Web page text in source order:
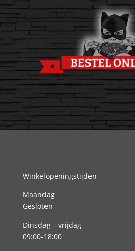
Winkelopeningstijden
Maandag
Gesloten
Dinsdag – vrijdag
09:00-18:00